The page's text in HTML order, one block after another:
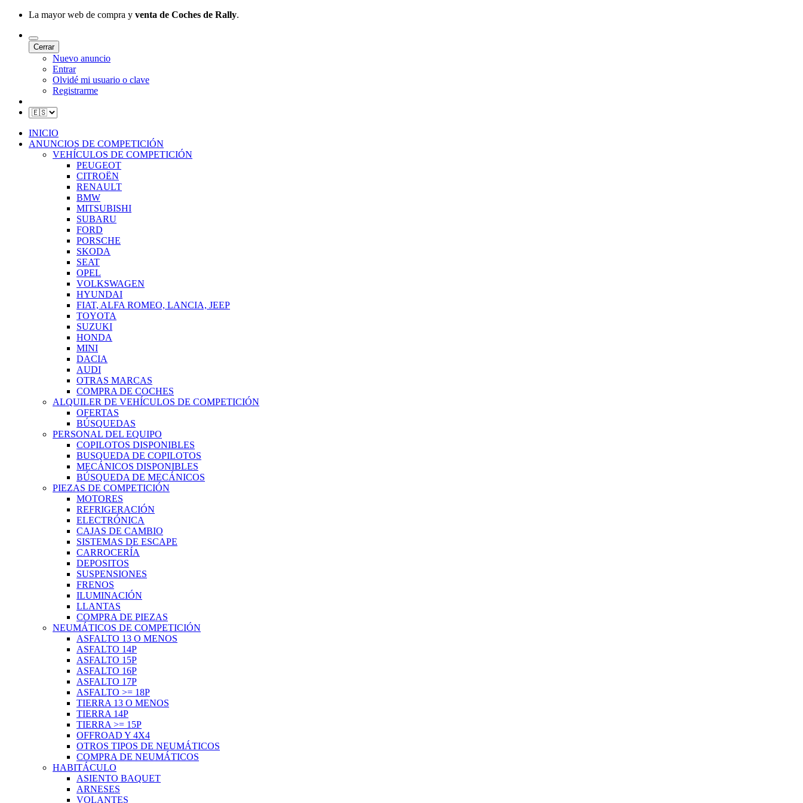
La mayor web de compra y venta de Coches de Rally.
Cerrar
Nuevo anuncio
Entrar
Olvidé mi usuario o clave
Registrarme
INICIO
ANUNCIOS DE COMPETICIÓN
VEHÍCULOS DE COMPETICIÓN
PEUGEOT
CITROËN
RENAULT
BMW
MITSUBISHI
SUBARU
FORD
PORSCHE
SKODA
SEAT
OPEL
VOLKSWAGEN
HYUNDAI
FIAT, ALFA ROMEO, LANCIA, JEEP
TOYOTA
SUZUKI
HONDA
MINI
DACIA
AUDI
OTRAS MARCAS
COMPRA DE COCHES
ALQUILER DE VEHÍCULOS DE COMPETICIÓN
OFERTAS
BÚSQUEDAS
PERSONAL DEL EQUIPO
COPILOTOS DISPONIBLES
BUSQUEDA DE COPILOTOS
MECÁNICOS DISPONIBLES
BÚSQUEDA DE MECÁNICOS
PIEZAS DE COMPETICIÓN
MOTORES
REFRIGERACIÓN
ELECTRÓNICA
CAJAS DE CAMBIO
SISTEMAS DE ESCAPE
CARROCERÍA
DEPOSITOS
SUSPENSIONES
FRENOS
ILUMINACIÓN
LLANTAS
COMPRA DE PIEZAS
NEUMÁTICOS DE COMPETICIÓN
ASFALTO 13 O MENOS
ASFALTO 14P
ASFALTO 15P
ASFALTO 16P
ASFALTO 17P
ASFALTO >= 18P
TIERRA 13 O MENOS
TIERRA 14P
TIERRA >= 15P
OFFROAD Y 4X4
OTROS TIPOS DE NEUMÁTICOS
COMPRA DE NEUMÁTICOS
HABITÁCULO
ASIENTO BAQUET
ARNESES
VOLANTES